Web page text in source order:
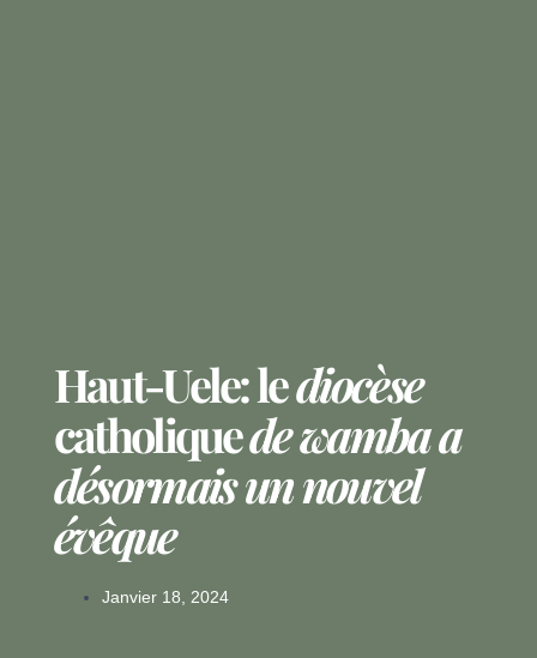
Haut-Uele: lediocèse
catholiquede wamba a
désormais un nouvel
évêque
Janvier 18, 2024